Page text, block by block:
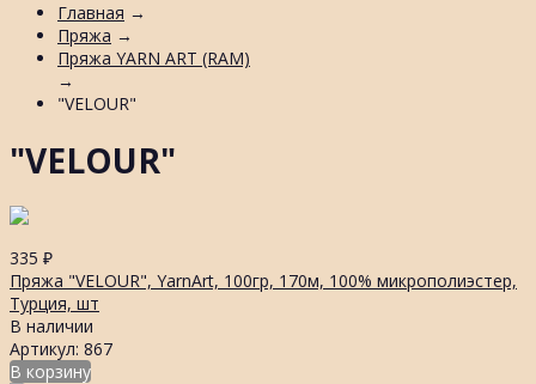
Главная →
Пряжа →
Пряжа YARN ART (RAM)
→
"VELOUR"
"VELOUR"
335 ₽
Пряжа "VELOUR", YarnArt, 100гр, 170м, 100% микрополиэстер,
Турция, шт
В наличии
Артикул: 867
В корзину